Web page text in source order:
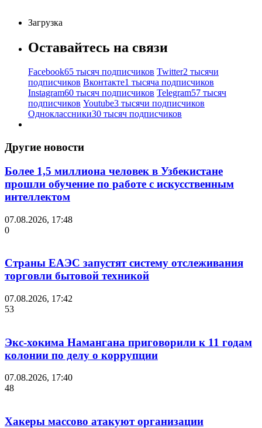
Загрузка
Оставайтесь на связи
Facebook65 тысяч подписчиков Twitter2 тысячи
подписчиков Вконтакте1 тысяча подписчиков
Instagram60 тысяч подписчиков Telegram57 тысяч
подписчиков Youtube3 тысячи подписчиков
Одноклассники30 тысяч подписчиков
Другие новости
Более 1,5 миллиона человек в Узбекистане
прошли обучение по работе с искусственным
интеллектом
07.08.2026, 17:48
0
Страны ЕАЭС запустят систему отслеживания
торговли бытовой техникой
07.08.2026, 17:42
53
Экс-хокима Намангана приговорили к 11 годам
колонии по делу о коррупции
07.08.2026, 17:40
48
Хакеры массово атакуют организации